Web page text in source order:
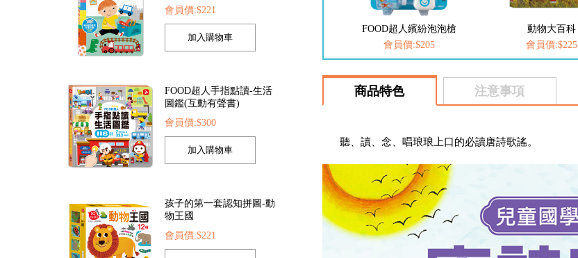
會員價:$221
FOOD超人手指點讀-生活
圖鑑(互動有聲書)
會員價:$300
孩子的第一套認知拼圖-動
物王國
會員價:$221
FOOD超人探索點讀筆
會員價:$1422
FOOD超人繽紛泡泡槍
會員價:$205
動物大百科
會員價:$225
商品特色 注意事項
聽、讀、念、唱琅琅上口的必讀唐詩歌謠。